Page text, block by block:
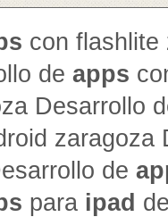
s con
de apps
Desarrollo
de
s para ipad